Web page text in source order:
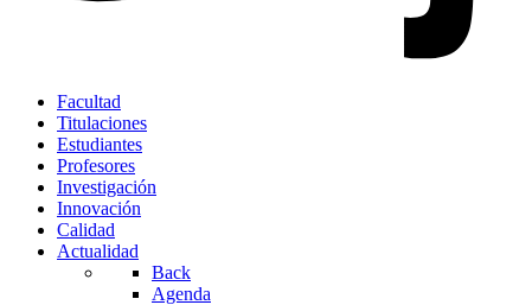
Facultad
Titulaciones
Estudiantes
Profesores
Investigación
Innovación
Calidad
Actualidad
Back
Agenda